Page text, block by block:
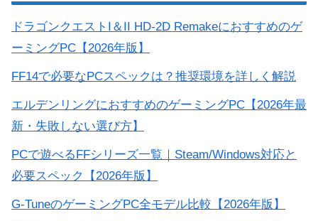
ドラゴンクエストI＆II HD-2D Remakeにおすすめのゲ
ーミングPC【2026年版】
FF14で必要なPCスペックは？推奨環境を詳しく解説
エルデンリングにおすすめのゲーミングPC【2026年最
新・失敗しない選び方】
PCで遊べるFFシリーズ一覧｜Steam/Windows対応と
必要スペック【2026年版】
G-TuneのゲーミングPC全モデル比較【2026年版】